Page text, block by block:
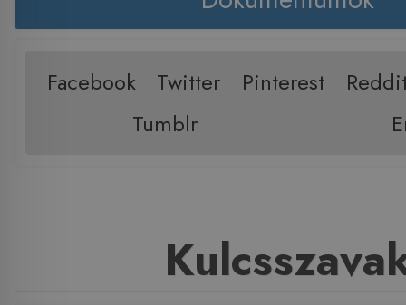
Facebook Twitter Pinterest
Tumblr